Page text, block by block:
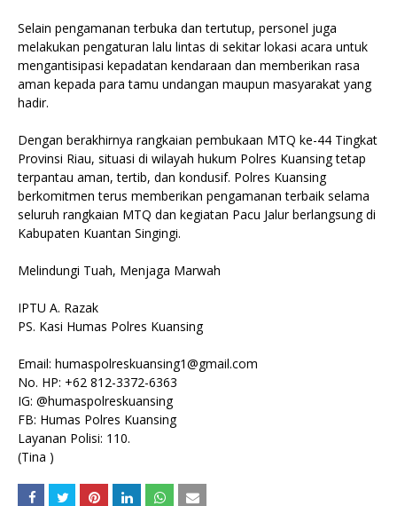
Selain pengamanan terbuka dan tertutup, personel juga
melakukan pengaturan lalu lintas di sekitar lokasi acara untuk
mengantisipasi kepadatan kendaraan dan memberikan rasa
aman kepada para tamu undangan maupun masyarakat yang
hadir.
Dengan berakhirnya rangkaian pembukaan MTQ ke-44 Tingkat
Provinsi Riau, situasi di wilayah hukum Polres Kuansing tetap
terpantau aman, tertib, dan kondusif. Polres Kuansing
berkomitmen terus memberikan pengamanan terbaik selama
seluruh rangkaian MTQ dan kegiatan Pacu Jalur berlangsung di
Kabupaten Kuantan Singingi.
Melindungi Tuah, Menjaga Marwah
IPTU A. Razak
PS. Kasi Humas Polres Kuansing
Email: humaspolreskuansing1@gmail.com
No. HP: +62 812-3372-6363
IG: @humaspolreskuansing
FB: Humas Polres Kuansing
Layanan Polisi: 110.
(Tina )